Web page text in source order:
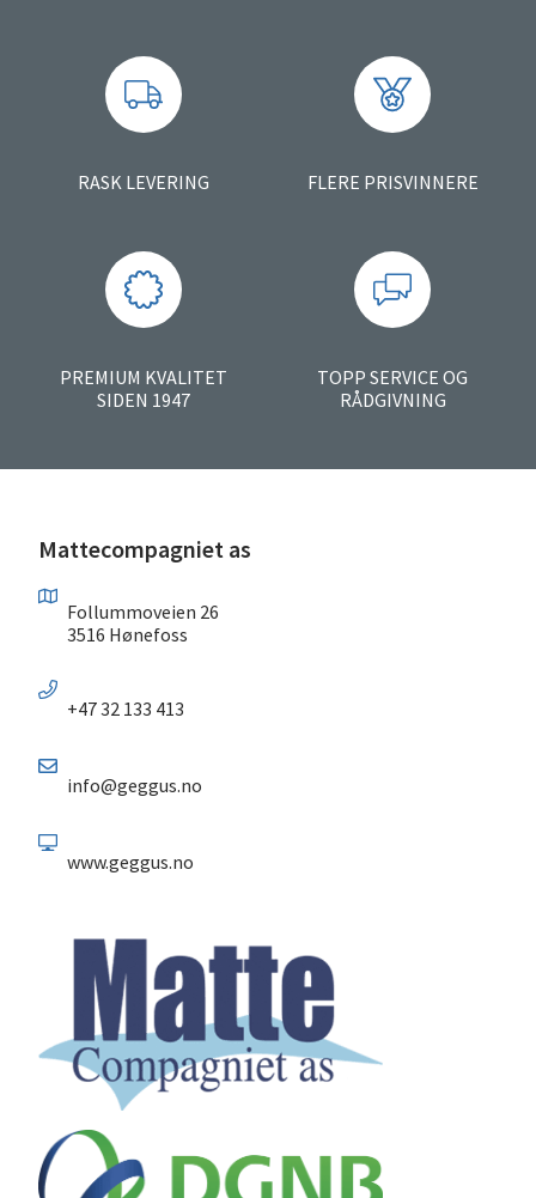
RASK LEVERING FLERE PRISVINNERE
PREMIUM KVALITET
SIDEN 1947
TOPP SERVICE OG
RÅDGIVNING
Mattecompagniet as
Follummoveien 26
3516 Hønefoss
+47 32 133 413
info@geggus.no
www.geggus.no